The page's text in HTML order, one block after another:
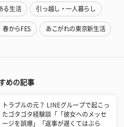
る生活 引っ越し・一人暮らし
春からFES あこがれの東京新生活
めの記事
トラブルの元？ LINEグループで起こっ
たゴタゴタ経験談「「彼女へのメッセ
ージを誤爆」「返事が遅くてはぶら